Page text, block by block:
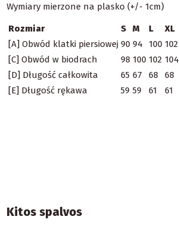
Wymiary mierzone na plasko (+/- 1cm)
Rozmiar S M L XL
[A] Obwód klatki piersiowej 90 94 100 102
[C] Obwód w biodrach
98 100 102 104
[D] Długość całkowita
65 67 68 68
[E] Długość rękawa
59 59 61 61
Kitos spalvos